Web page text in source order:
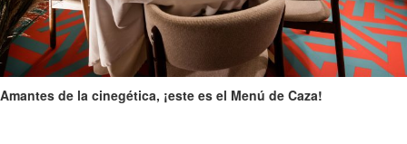
Amantes de la cinegética, ¡este es el Menú de Caza!